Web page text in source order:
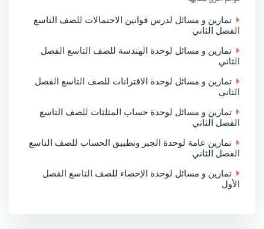
تمارين و مسائل لدرس قوانين الاحتمالات للصف التاسع
الفصل الثاني
تمارين و مسائل لوحدة الهندسة للصف التاسع الفصل
الثاني
تمارين و مسائل لوحدة الاقترانات للصف التاسع الفصل
الثاني
تمارين و مسائل لوحدة حساب المثلثات للصف التاسع
الفصل الثاني
تمارين عامة لوحدة الجبر وتطبيق الحساب للصف التاسع
الفصل الثاني
تمارين و مسائل لوحدة الإحصاء للصف التاسع الفصل
الأول